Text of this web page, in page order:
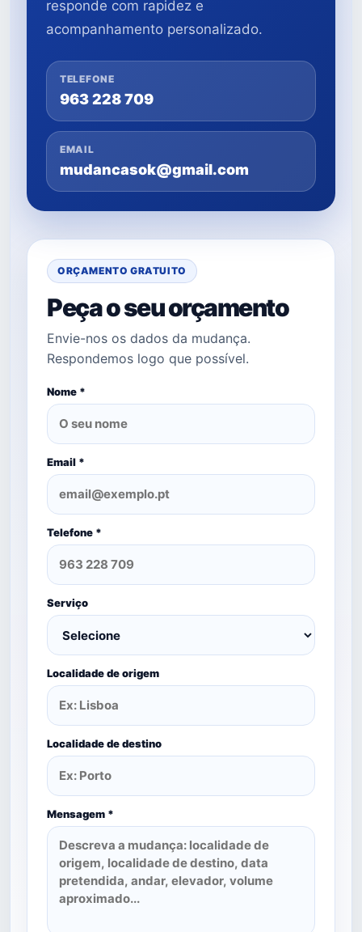
responde com rapidez e
acompanhamento personalizado.
TELEFONE
963 228 709
EMAIL
mudancasok@gmail.com
ORÇAMENTO GRATUITO
Peça o seu orçamento
Envie-nos os dados da mudança.
Respondemos logo que possível.
Nome *
Email *
Telefone *
Serviço
Localidade de origem
Localidade de destino
Mensagem *